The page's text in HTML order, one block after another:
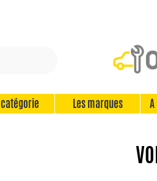
Les marques